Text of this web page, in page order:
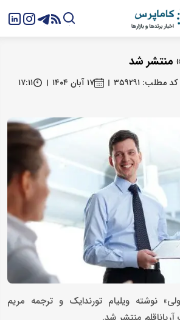
منتشر شد
کد مطلب: ۳۵۹۲۹۱ ۱۷ آبان ۱۴۰۴
۱۷:۱۱
نوشته ویلیام تورندایک و ترجمه مریم